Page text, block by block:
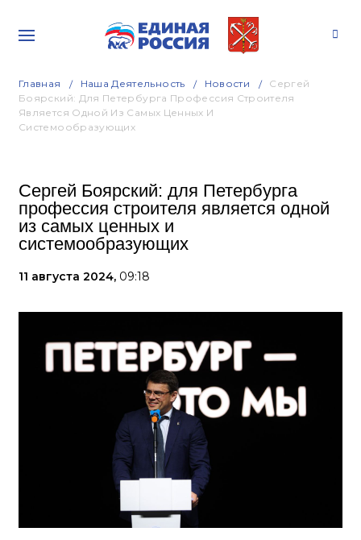
Главная Наша Деятельность Новости
Сергей
Боярский: Для Петербурга Профессия Строителя
Является Одной Из Самых Ценных И
Системообразующих
Сергей Боярский: для Петербурга
профессия строителя является одной
из самых ценных и
системообразующих
11 августа 2024, 09:18